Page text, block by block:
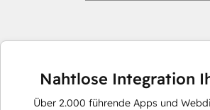
Nahtlose Integration
Über 2.000 führende Apps und